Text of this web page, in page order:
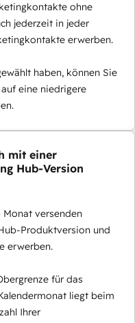
ohne
jederzeit in jeder
erwerben.
haben, können Sie
eine niedrigere
mit einer
Hub-Version
Monat versenden
Produktversion und
erwerben.
für das
liegt beim
Ihrer